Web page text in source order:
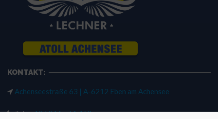
KONTAKT:
Achenseestraße 63 | A-6212 Eben am Achensee
Tel.:+43 5244 – 61 463